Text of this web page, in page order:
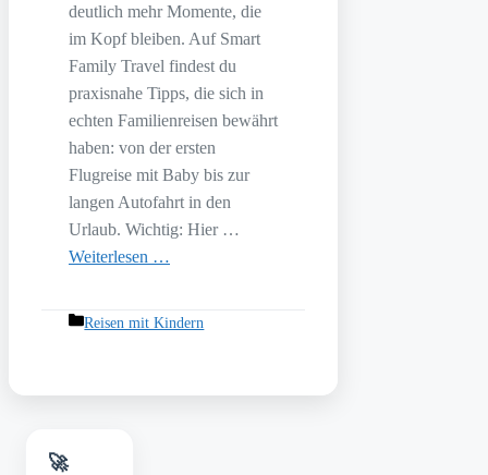
deutlich mehr Momente, die
im Kopf bleiben. Auf Smart
Family Travel findest du
praxisnahe Tipps, die sich in
echten Familienreisen bewährt
haben: von der ersten
Flugreise mit Baby bis zur
langen Autofahrt in den
Urlaub. Wichtig: Hier …
Weiterlesen …
Kategorien
Reisen mit Kindern
🚀